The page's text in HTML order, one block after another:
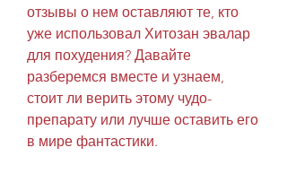
отзывы о нем оставляют те, кто
уже использовал Хитозан эвалар
для похудения? Давайте
разберемся вместе и узнаем,
стоит ли верить этому чудо-
препарату или лучше оставить его
в мире фантастики.